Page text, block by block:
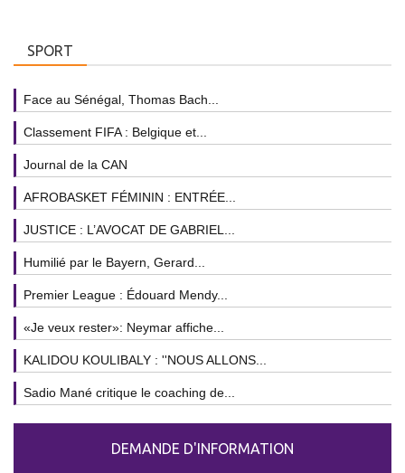
SPORT
Face au Sénégal, Thomas Bach...
Classement FIFA : Belgique et...
Journal de la CAN
AFROBASKET FÉMININ : ENTRÉE...
JUSTICE : L’AVOCAT DE GABRIEL...
Humilié par le Bayern, Gerard...
Premier League : Édouard Mendy...
«Je veux rester»: Neymar affiche...
KALIDOU KOULIBALY : ''NOUS ALLONS...
Sadio Mané critique le coaching de...
DEMANDE D'INFORMATION